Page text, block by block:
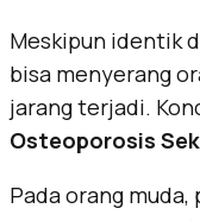
Meskipun identik
bisa menyerang
jarang terjadi.
Osteoporosis
Pada orang